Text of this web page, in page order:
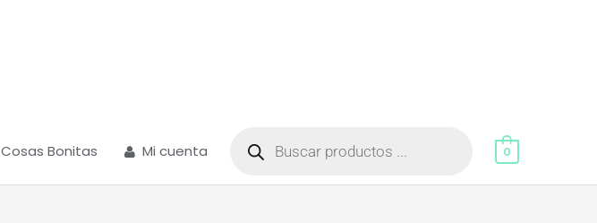
Cosas Bonitas Mi cuenta productos 0